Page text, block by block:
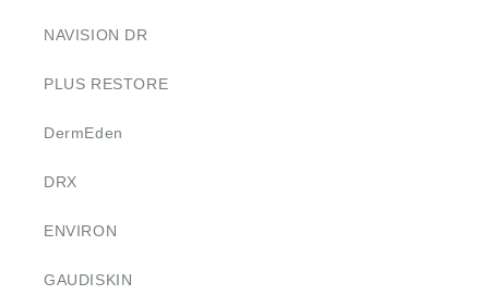
NAVISION DR
PLUS RESTORE
DermEden
DRX
ENVIRON
GAUDISKIN